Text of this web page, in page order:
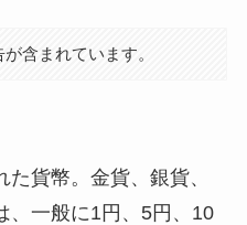
含まれています。
貨幣。金貨、銀貨、
、一般に1円、5円、10